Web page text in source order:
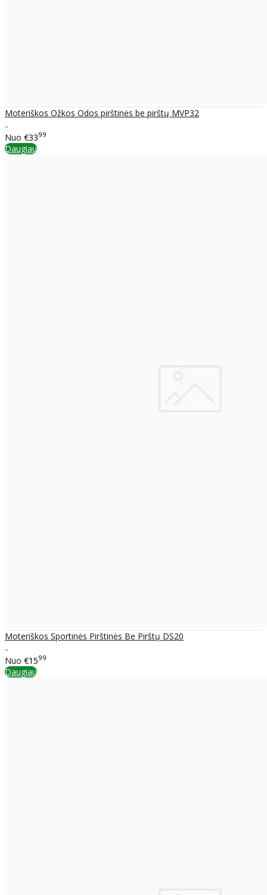
Moteriškos Ožkos Odos pirštinės be pirštų MVP32
..
Nuo €3399
Daugiau
Moteriškos Sportinės Pirštinės Be Pirštų DS20
..
Nuo €1599
Daugiau